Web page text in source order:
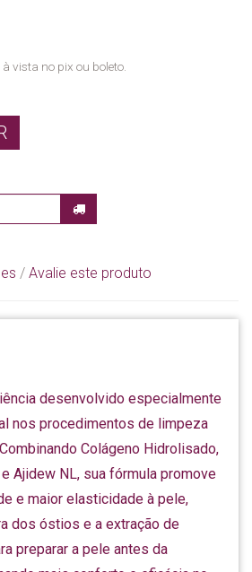
à vista no pix ou boleto.
/ Avalie este produto
desenvolvido especialmente
nos procedimentos de limpeza
Colágeno Hidrolisado,
Ajidew NL, sua fórmula promove
e maior elasticidade à pele,
dos óstios e a extração de
preparar a pele antes da